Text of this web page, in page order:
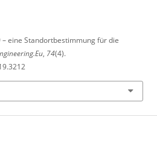
– eine Standortbestimmung für die
, 74(4).